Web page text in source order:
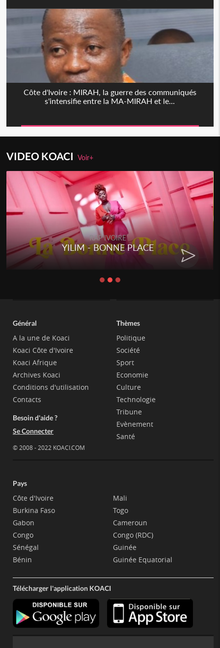
Côte d'Ivoire : MIRAH, la guerre des communiqués
s'intensifie entre la MA-MIRAH et le...
VIDEO KOACIVoir+
RAP IVOIRE
YILIM - BONNE PLACE
Général
A la une de Koaci
Koaci Côte d'Ivoire
Koaci Afrique
Archives Koaci
Conditions d'utilisation
Contacts
Besoin d'aide ?
Se Connecter
© 2008 - 2022 KOACI.COM
Thèmes
Politique
Société
Sport
Economie
Culture
Technologie
Tribune
Evènement
Santé
Pays
Côte d'Ivoire
Burkina Faso
Gabon
Congo
Sénégal
Bénin
Mali
Togo
Cameroun
Congo (RDC)
Guinée
Guinée Equatorial
Télécharger l'application KOACI